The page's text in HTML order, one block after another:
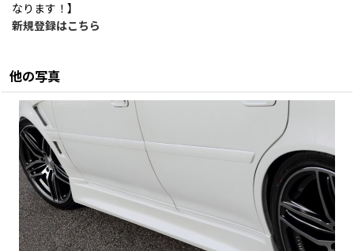
なります！】
新規登録はこちら
他の写真